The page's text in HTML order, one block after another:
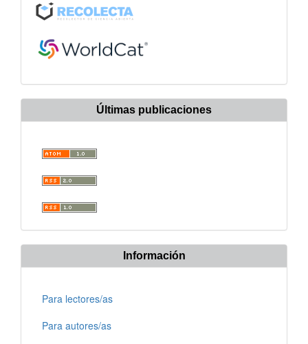
Últimas publicaciones
Información
Para lectores/as
Para autores/as